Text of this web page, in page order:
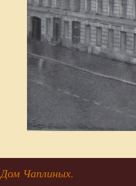
Дом Чаплиных.